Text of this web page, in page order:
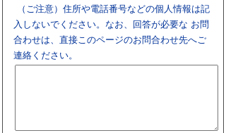
（ご注意）住所や電話番号などの個人情報は記
入しないでください。なお、回答が必要な お問
合わせは、直接このページのお問合わせ先へご
連絡ください。